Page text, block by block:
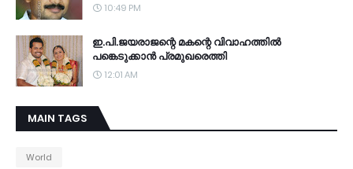
10:49 PM
ഇ.പി.ജയരാജന്റെ മകന്റെ വിവാഹത്തില്‍
പങ്കെടുക്കാന്‍ പ്രമുഖരെത്തി
12:01 AM
MAIN TAGS
World